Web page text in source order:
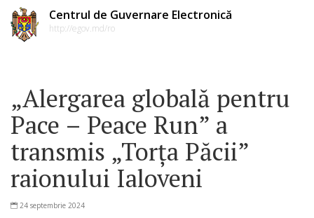
Centrul de Guvernare Electronică
http://egov.md/ro
„Alergarea globală pentru
Pace – Peace Run” a
transmis „Torța Păcii”
raionului Ialoveni
24 septembrie 2024